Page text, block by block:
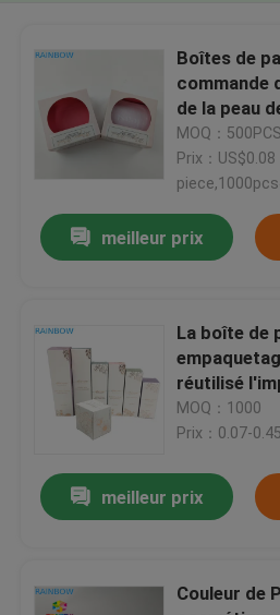
Boîtes de
commande
de la peau
logo
MOQ：500PCS
Prix：US$0.08
meilleur prix
La boîte de
réutilisé
Logo
Box avec
MOQ：1000
Prix：0.07-0.45
meilleur prix
Couleur de